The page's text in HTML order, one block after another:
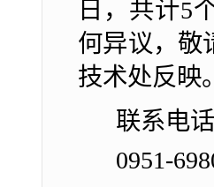
日 ， 共计5
何异议，敬
技术处反映
联系电
0951-